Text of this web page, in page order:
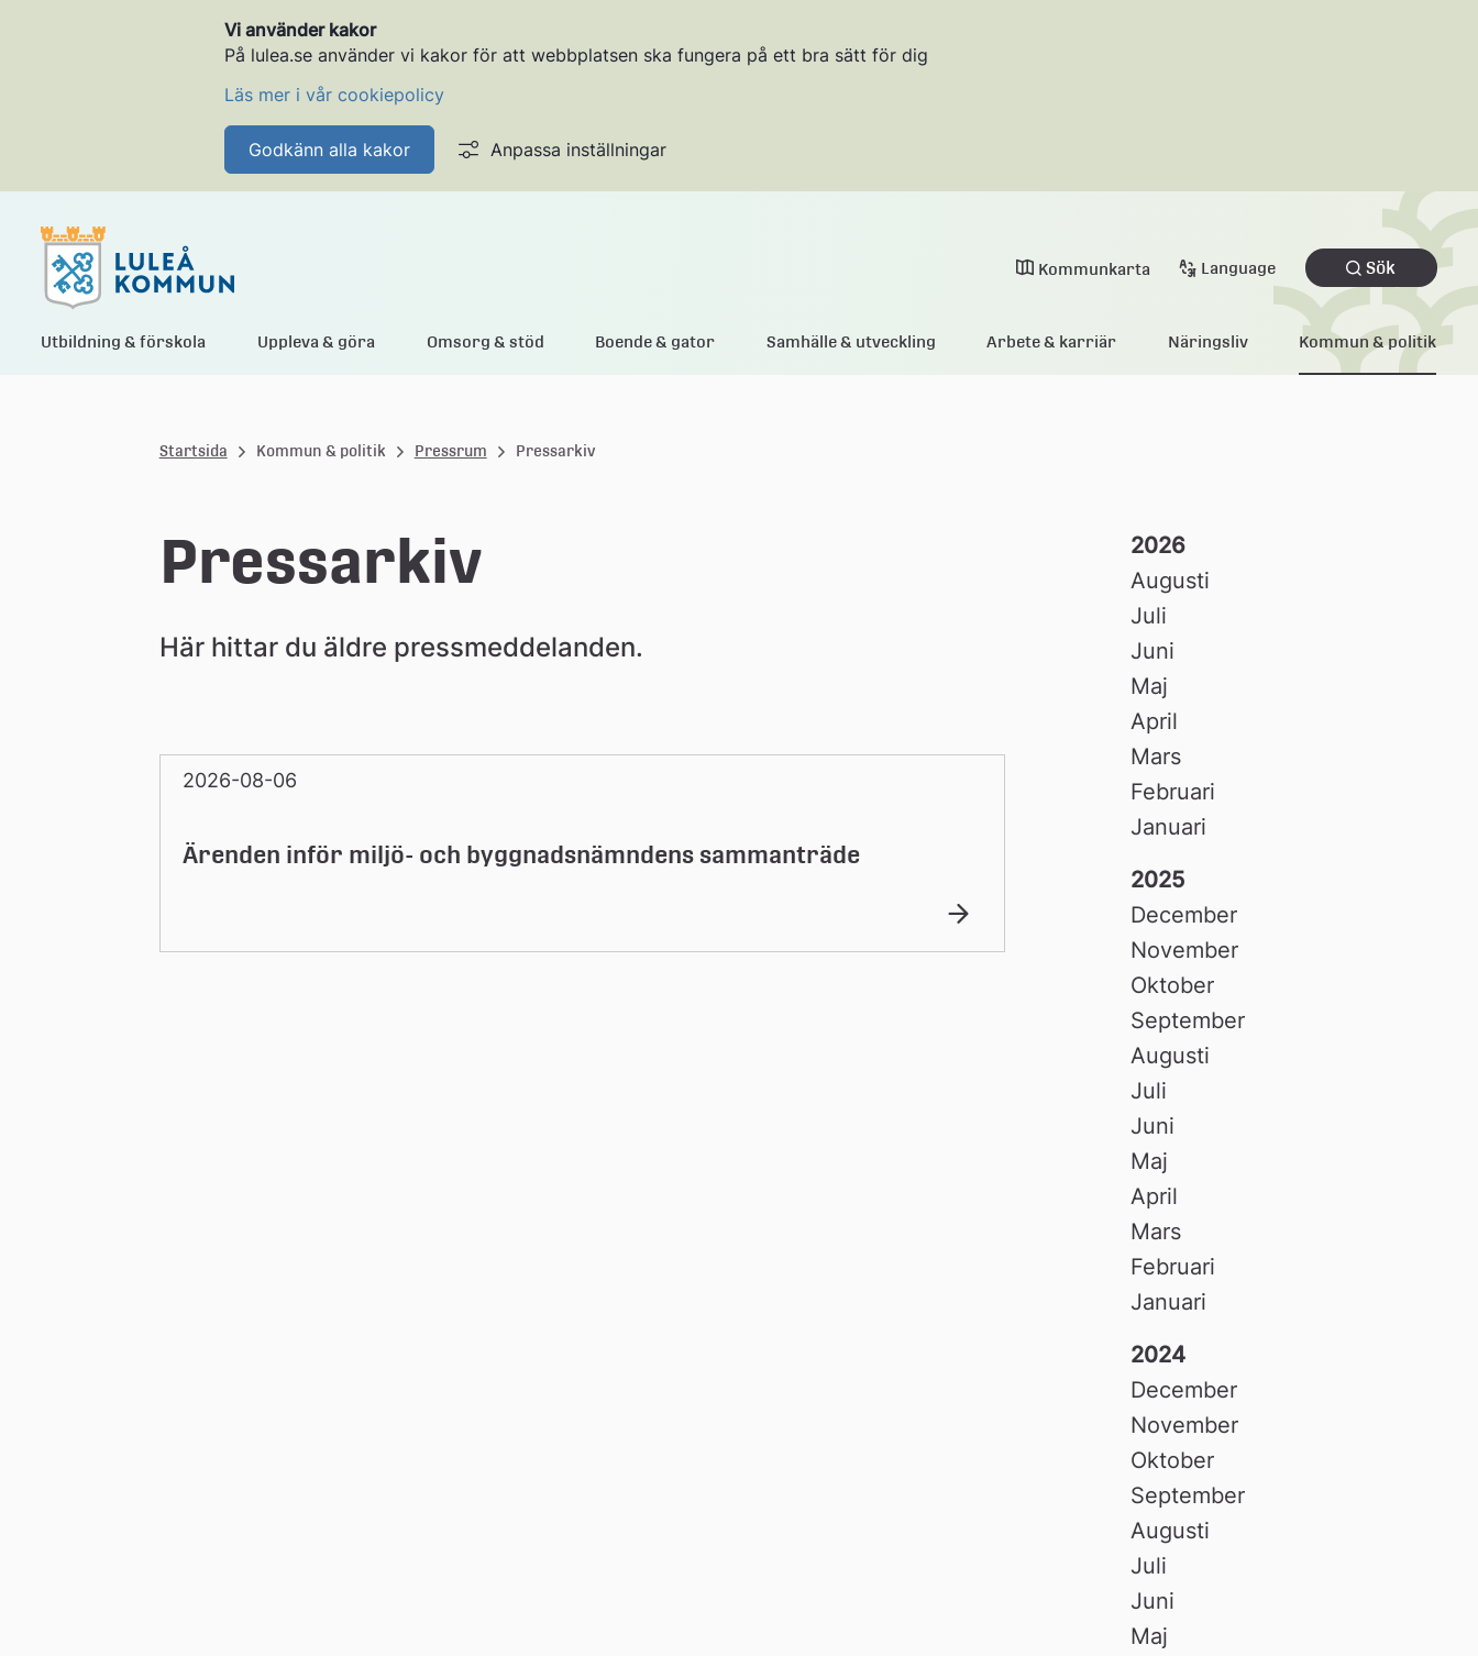
Vi använder kakor
På lulea.se använder vi kakor för att webbplatsen ska fungera på ett bra sätt för dig
Läs mer i vår cookiepolicy
Godkänn alla kakor Anpassa inställningar
L
Kommunkarta Language Sök
Utbildning & förskola Uppleva & göra Omsorg & stöd Boende & gator Samhälle & utveckling Arbete & karriär Näringsliv Kommun & politik
Startsida Kommun & politik Pressrum Pressarkiv
Pressarkiv
Här hittar du äldre pressmeddelanden.
2026-08-06
Ärenden inför miljö- och byggnadsnämndens sammanträde
2026
Augusti
Juli
Juni
Maj
April
Mars
Februari
Januari
2025
December
November
Oktober
September
Augusti
Juli
Juni
Maj
April
Mars
Februari
Januari
2024
December
November
Oktober
September
Augusti
Juli
Juni
Maj